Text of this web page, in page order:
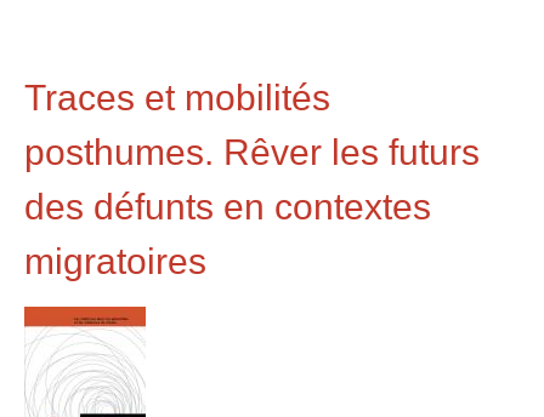
Traces et mobilités
posthumes. Rêver les futurs
des défunts en contextes
migratoires